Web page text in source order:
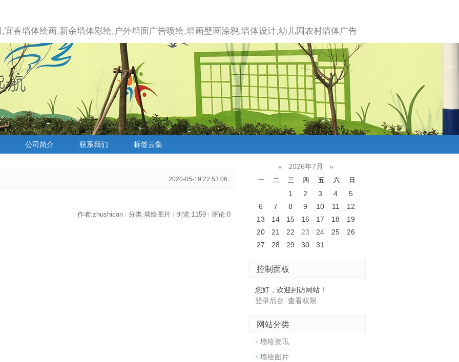
宜春墙体绘画,新余墙体彩绘,户外墙面广告喷绘,墙画壁画涂鸦,墙体设计,幼儿园农村墙体广告
公司简介 联系我们 标签云集
2020-05-19 22:53:06
作者:zhushican | 分类:墙绘图片 | 浏览:1159 | 评论:0
« 2026年7月 »
一 二 三 四 五 六 日
1 2 3 4
5
6
7 8 9 10 11
12
13
14 15 16 17 18
19
20
21 22 23 24 25
26
27
28 29 30 31
控制面板
您好，欢迎到访网站！
登录后台 查看权限
网站分类
墙绘资讯
墙绘图片